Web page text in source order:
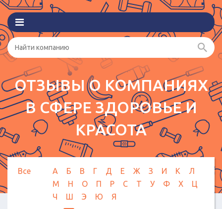
ОТЗЫВЫ О КОМПАНИЯХ
В СФЕРЕ ЗДОРОВЬЕ И
КРАСОТА
Все А Б В Г Д Е Ж З И К
Л
М
Н О П Р С Т У Ф Х
Ц
Ч
Ш Э Ю
Я